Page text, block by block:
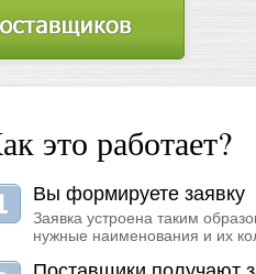
это работает?
Вы формируете заявку
Заявка устроена таким
нужные наименования и их